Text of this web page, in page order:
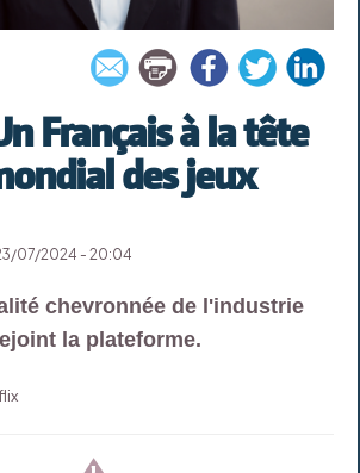
Français à la tête
des jeux
07/2024 - 20:04
chevronnée de l'industrie
la plateforme.